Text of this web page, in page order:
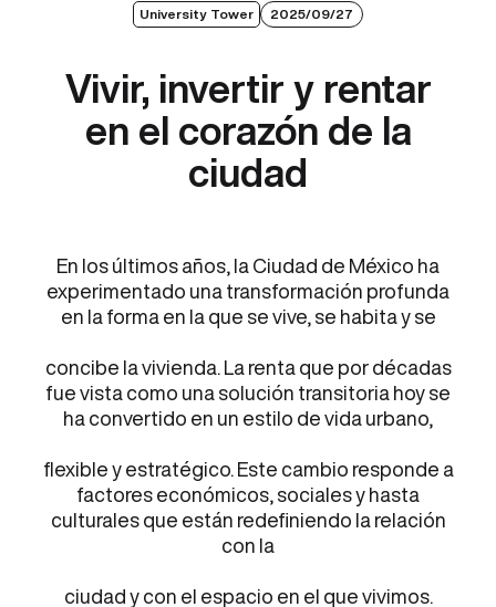
University Tower 2025/09/27
Vivir, invertir y rentar
en el corazón de la
ciudad
En los últimos años, la Ciudad de México ha
experimentado una transformación profunda
en la forma en la que se vive, se habita y se
concibe la vivienda. La renta que por décadas
fue vista como una solución transitoria hoy se
ha convertido en un estilo de vida urbano,
flexible y estratégico. Este cambio responde a
factores económicos, sociales y hasta
culturales que están redefiniendo la relación
con la
ciudad y con el espacio en el que vivimos.